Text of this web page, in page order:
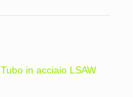
Tubo in acciaio LSAW